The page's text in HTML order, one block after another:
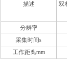
描述
双
分辨率
采集时间s
工作距离mm